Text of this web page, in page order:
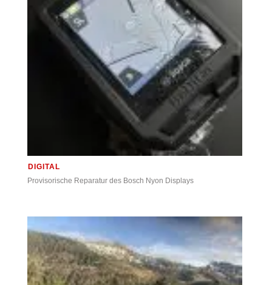
DIGITAL
Provisorische Reparatur des Bosch Nyon Displays